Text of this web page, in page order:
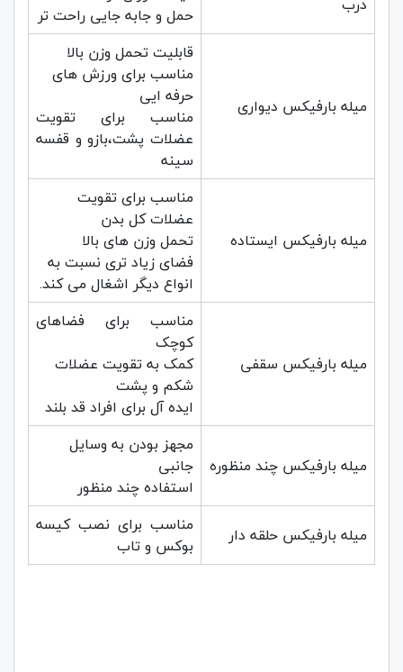
حمل و جابه جایی راحت تر
میله بارفیکس دیواری
قابلیت تحمل وزن بالا
مناسب برای ورزش های
حرفه ایی
مناسب برای تقویت
عضلات پشت،بازو و قفسه
سینه
میله بارفیکس ایستاده
مناسب برای تقویت
عضلات کل بدن
تحمل وزن های بالا
فضای زیاد تری نسبت به
انواع دیگر اشغال می کند.
میله بارفیکس سقفی
مناسب برای فضاهای
کوچک
کمک به تقویت عضلات
شکم و پشت
ایده آل برای افراد قد بلند
میله بارفیکس چند منظوره
مجهز بودن به وسایل
جانبی
استفاده چند منظور
میله بارفیکس حلقه دار
مناسب برای نصب کیسه
بوکس و تاب